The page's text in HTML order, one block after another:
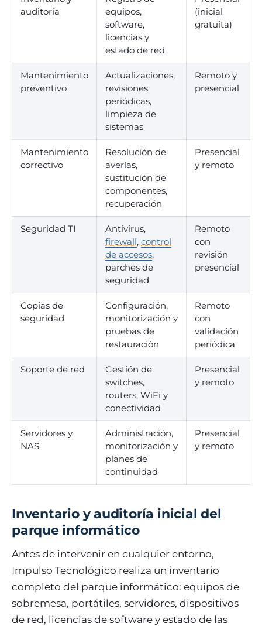
auditoría
equipos,
software,
licencias y
estado de red
(inicial
gratuita)
Mantenimiento
preventivo
Actualizaciones,
revisiones
periódicas,
limpieza de
sistemas
Remoto y
presencial
Mantenimiento
correctivo
Resolución de
averías,
sustitución de
componentes,
recuperación
Presencial
y remoto
Seguridad TI
Antivirus,
firewall, control
de accesos,
parches de
seguridad
Remoto
con
revisión
presencial
Copias de
seguridad
Configuración,
monitorización y
pruebas de
restauración
Remoto
con
validación
periódica
Soporte de red
Gestión de
switches,
routers, WiFi y
conectividad
Presencial
y remoto
Servidores y
NAS
Administración,
monitorización y
planes de
continuidad
Presencial
y remoto
Inventario y auditoría inicial del
parque informático
Antes de intervenir en cualquier entorno,
Impulso Tecnológico realiza un inventario
completo del parque informático: equipos de
sobremesa, portátiles, servidores, dispositivos
de red, licencias de software y estado de las